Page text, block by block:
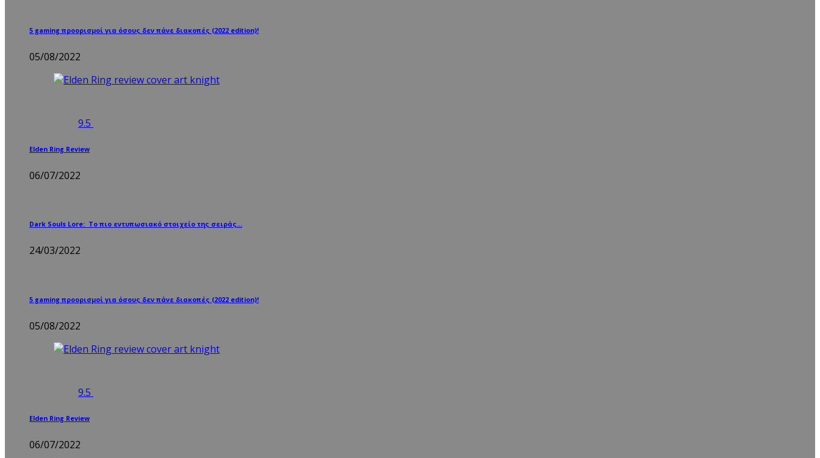
5 gaming προορισμοί για όσους δεν πάνε διακοπές (2022 edition)!
05/08/2022
9.5
Elden Ring Review
06/07/2022
Dark Souls Lore: Το πιο εντυπωσιακό στοιχείο της σειράς…
24/03/2022
5 gaming προορισμοί για όσους δεν πάνε διακοπές (2022 edition)!
05/08/2022
9.5
Elden Ring Review
06/07/2022